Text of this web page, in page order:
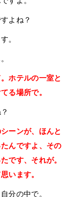
よね？
。
ホテルの一室と
る場所で。
ーンが、ほんと
んですよ、その
です、それが。
います。
分の中で。